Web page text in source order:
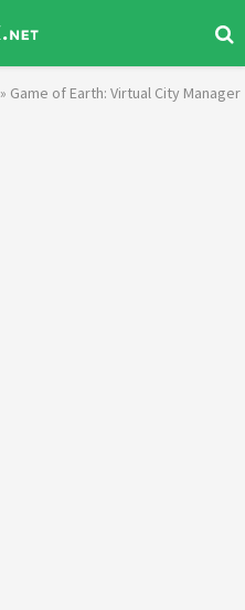
» Game of Earth: Virtual City Manager